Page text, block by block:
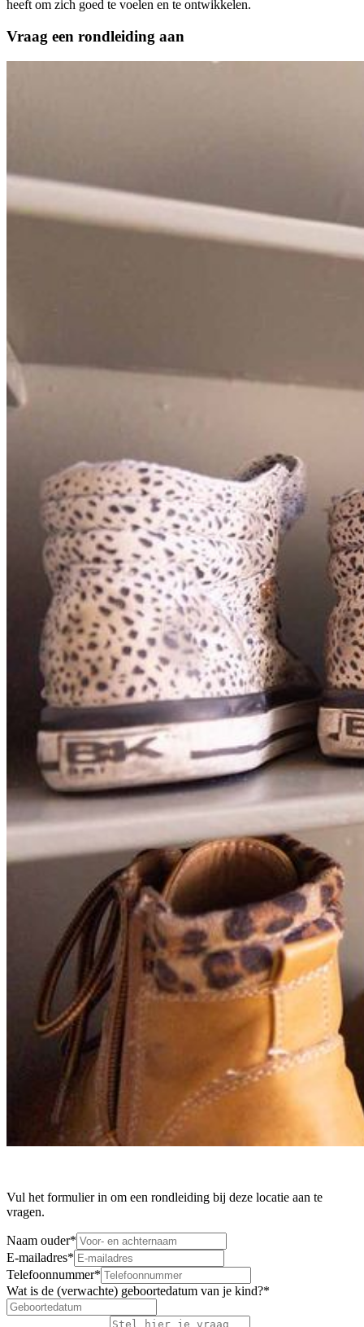
heeft om zich goed te voelen en te ontwikkelen.
Vraag een rondleiding aan
Vul het formulier in om een rondleiding bij deze locatie aan te
vragen.
Naam ouder*
E-mailadres*
Telefoonnummer*
Wat is de (verwachte) geboortedatum van je kind?*